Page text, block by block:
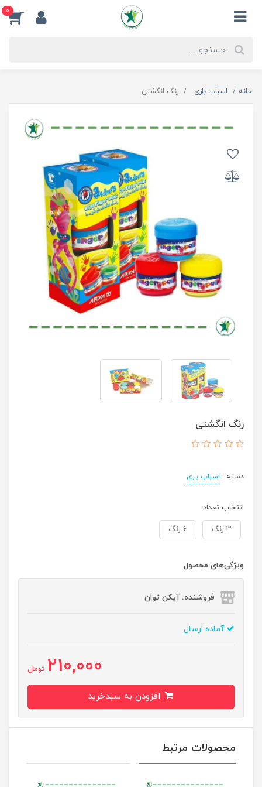
0
خانه اسباب بازی رنگ انگشتی
رنگ انگشتی
دسته : اسباب بازی
انتخاب تعداد:
۳ رنگ ۶ رنگ
ویژگی‌های محصول
فروشنده: آیکن توان
آماده ارسال
210,000 تومان
محصولات مرتبط